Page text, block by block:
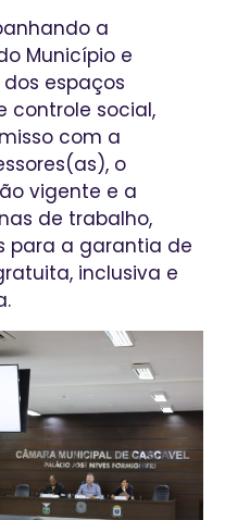
a
Município e
espaços
controle social,
com a
o
vigente e a
de trabalho,
para a garantia de
inclusiva e